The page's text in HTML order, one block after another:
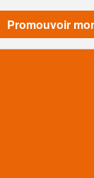
Promouvoir